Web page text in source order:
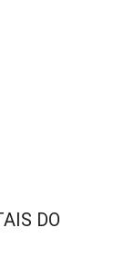
DO